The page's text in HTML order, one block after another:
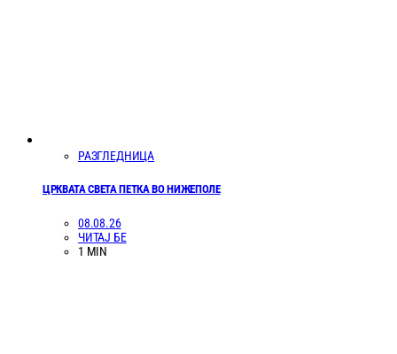
РАЗГЛЕДНИЦА
ЦРКВАТА СВЕТА ПЕТКА ВО НИЖЕПОЛЕ
08.08.26
ЧИТАЈ БЕ
1 MIN